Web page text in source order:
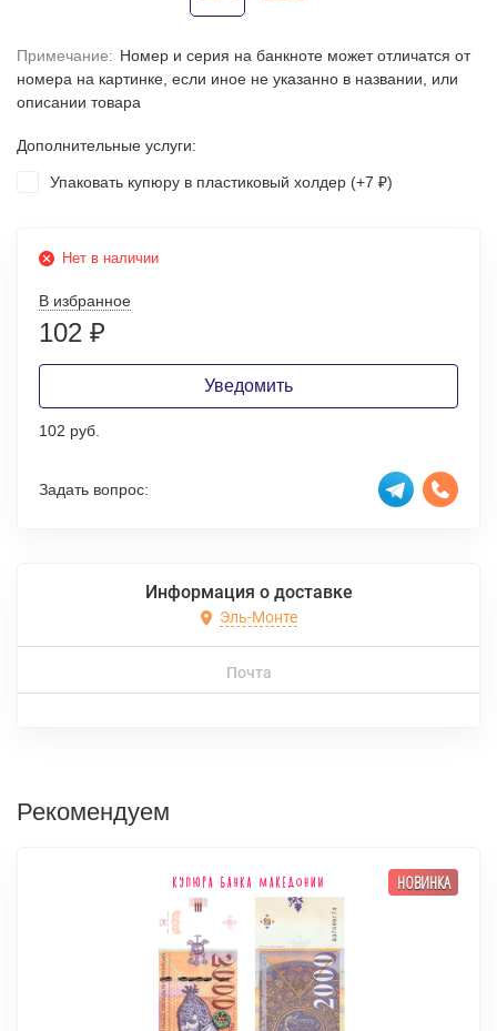
Примечание: Номер и серия на банкноте может отличатся от
номера на картинке, если иное не указанно в названии, или
описании товара
Дополнительные услуги:
Упаковать купюру в пластиковый холдер (+7 ₽)
Нет в наличии
В избранное
102 ₽
Уведомить
102 руб.
Задать вопрос:
Информация о доставке
Эль-Монте
Почта
Рекомендуем
НОВИНКА